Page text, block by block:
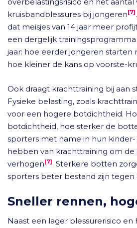
kruisbandblessures bij jongeren[7]
dat meisjes van 14 jaar meer
een dergelijk trainingsprogramma
jaar: hoe eerder jongeren
hoe kleiner de kans op voorste-
Ook draagt krachttraining bij aan
Fysieke belasting, zoals
voor een hogere botdichtheid.
botdichtheid, hoe sterker de
sporters met name in hun
hebben van krachttraining om
verhogen[7]. Sterkere botten
sporters beter bestand zijn
Sneller rennen,
Naast een lager blessurerisico